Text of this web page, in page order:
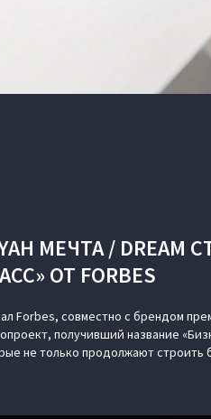
МЕЧТА /
ОТ FORBES
Forbes, совместно с брендом
получивший название
не только продолжают строить